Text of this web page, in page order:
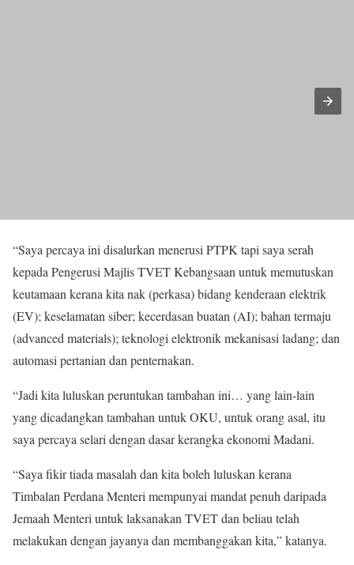
“Saya percaya ini disalurkan menerusi PTPK tapi saya serah
kepada Pengerusi Majlis TVET Kebangsaan untuk memutuskan
keutamaan kerana kita nak (perkasa) bidang kenderaan elektrik
(EV); keselamatan siber; kecerdasan buatan (AI); bahan termaju
(advanced materials); teknologi elektronik mekanisasi ladang; dan
automasi pertanian dan penternakan.
“Jadi kita luluskan peruntukan tambahan ini… yang lain-lain
yang dicadangkan tambahan untuk OKU, untuk orang asal, itu
saya percaya selari dengan dasar kerangka ekonomi Madani.
“Saya fikir tiada masalah dan kita boleh luluskan kerana
Timbalan Perdana Menteri mempunyai mandat penuh daripada
Jemaah Menteri untuk laksanakan TVET dan beliau telah
melakukan dengan jayanya dan membanggakan kita,” katanya.